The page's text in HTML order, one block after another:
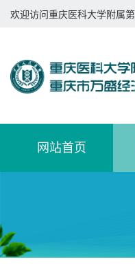
欢迎访问重庆医科大学附属
网站首页